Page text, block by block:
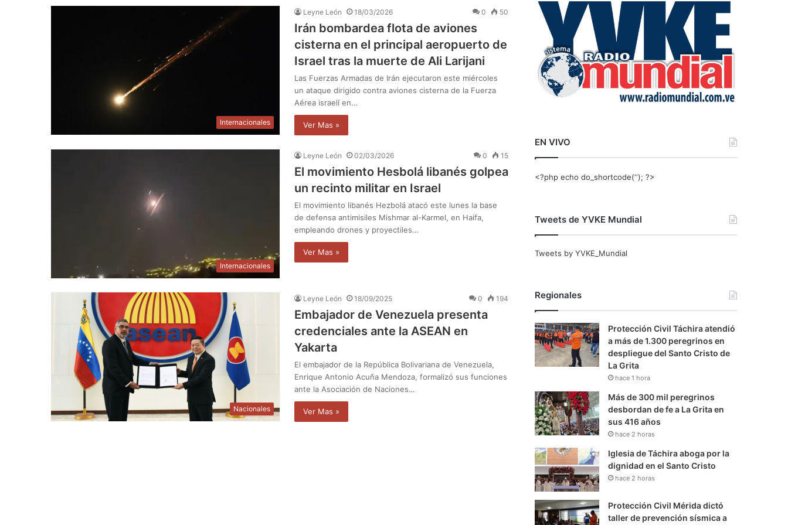
Internacionales
Leyne León 18/03/2026 0 50
Irán bombardea flota de aviones
cisterna en el principal aeropuerto de
Israel tras la muerte de Ali Larijani
Las Fuerzas Armadas de Irán ejecutaron este miércoles
un ataque dirigido contra aviones cisterna de la Fuerza
Aérea israelí en…
Ver Mas »
Internacionales
Leyne León 02/03/2026 0 15
El movimiento Hesbolá libanés golpea
un recinto militar en Israel
El movimiento libanés Hezbolá atacó este lunes la base
de defensa antimisiles Mishmar al-Karmel, en Haifa,
empleando drones y proyectiles…
Ver Mas »
Nacionales
Leyne León 18/09/2025 0 194
Embajador de Venezuela presenta
credenciales ante la ASEAN en
Yakarta
El embajador de la República Bolivariana de Venezuela,
Enrique Antonio Acuña Mendoza, formalizó sus funciones
ante la Asociación de Naciones…
Ver Mas »
r
EN VIVO
<?php echo do_shortcode(‘‘); ?>
Tweets de YVKE Mundial
Tweets by YVKE_Mundial
Regionales
Protección Civil Táchira atendió
a más de 1.300 peregrinos en
despliegue del Santo Cristo de
La Grita
hace 1 hora
Más de 300 mil peregrinos
desbordan de fe a La Grita en
sus 416 años
hace 2 horas
Iglesia de Táchira aboga por la
dignidad en el Santo Cristo
hace 2 horas
Protección Civil Mérida dictó
taller de prevención sísmica a